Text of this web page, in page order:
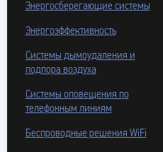
Энергосберегающие системы
Энергоэффективность
Системы дымоудаления и
подпора воздуха
Системы оповещения по
телефонным линиям
Беспроводные решения WiFi